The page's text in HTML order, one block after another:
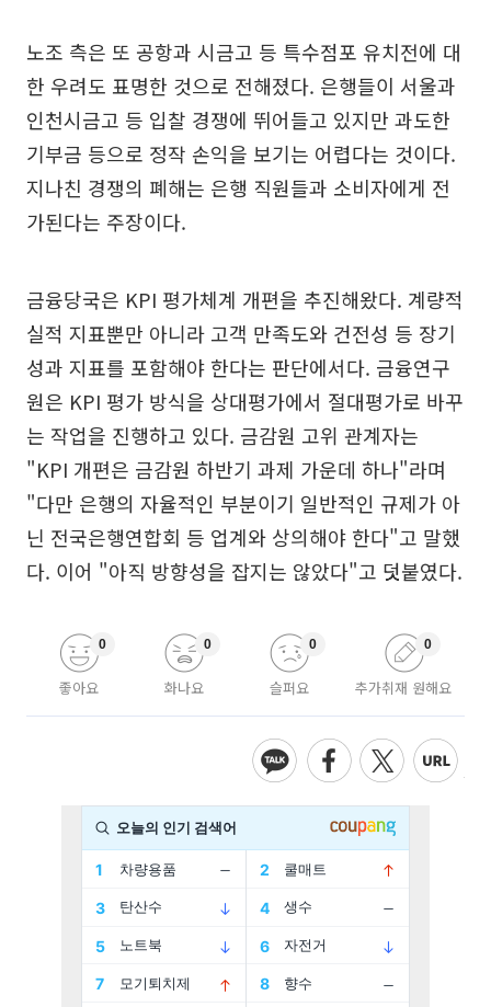
노조 측은 또 공항과 시금고 등 특수점포 유치전에 대
한 우려도 표명한 것으로 전해졌다. 은행들이 서울과
인천시금고 등 입찰 경쟁에 뛰어들고 있지만 과도한
기부금 등으로 정작 손익을 보기는 어렵다는 것이다.
지나친 경쟁의 폐해는 은행 직원들과 소비자에게 전
가된다는 주장이다.
금융당국은 KPI 평가체계 개편을 추진해왔다. 계량적
실적 지표뿐만 아니라 고객 만족도와 건전성 등 장기
성과 지표를 포함해야 한다는 판단에서다. 금융연구
원은 KPI 평가 방식을 상대평가에서 절대평가로 바꾸
는 작업을 진행하고 있다. 금감원 고위 관계자는
"KPI 개편은 금감원 하반기 과제 가운데 하나"라며
"다만 은행의 자율적인 부분이기 일반적인 규제가 아
닌 전국은행연합회 등 업계와 상의해야 한다"고 말했
다. 이어 "아직 방향성을 잡지는 않았다"고 덧붙였다.
좋아요
0
화나요
0
슬퍼요
0
추가취재 원해요
0